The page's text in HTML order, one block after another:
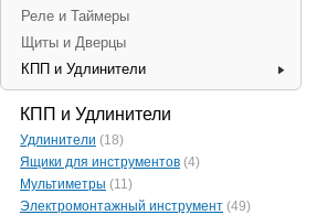
Реле и Таймеры
Щиты и Дверцы
КПП и Удлинители
КПП и Удлинители
Удлинители (18)
Ящики для инструментов (4)
Мультиметры (11)
Электромонтажный инструмент (49)